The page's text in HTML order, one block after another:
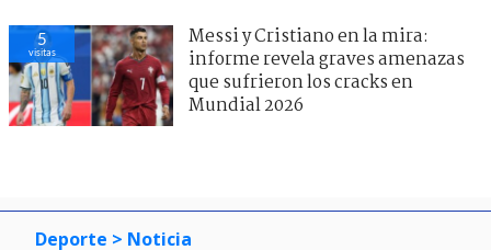
5
visitas
Messi y Cristiano en la mira:
informe revela graves amenazas
que sufrieron los cracks en
Mundial 2026
Deporte > Noticia